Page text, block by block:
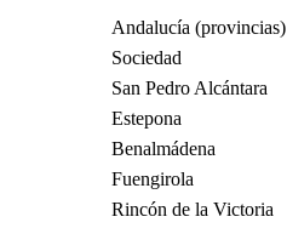
Andalucía (provincias)
Sociedad
San Pedro Alcántara
Estepona
Benalmádena
Fuengirola
Rincón de la Victoria